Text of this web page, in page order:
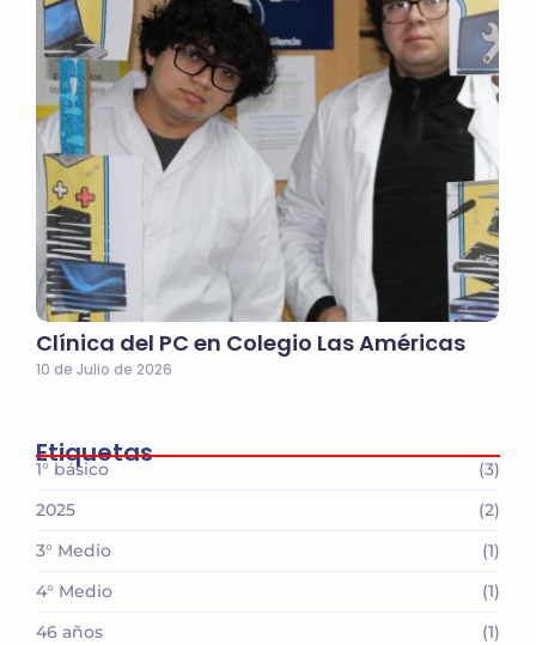
Clínica del PC en Colegio Las Américas
10 de Julio de 2026
Etiquetas
1° básico
(3)
2025
(2)
3° Medio
(1)
4° Medio
(1)
46 años
(1)